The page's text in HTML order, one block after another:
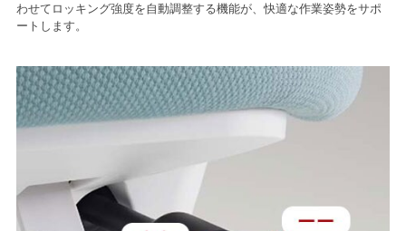
わせてロッキング強度を自動調整する機能が、快適な作業姿勢をサポ
ートします。